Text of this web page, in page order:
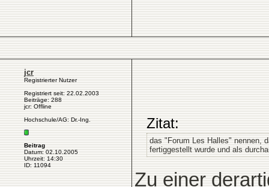
jcr
Registrierter Nutzer
Registriert seit: 22.02.2003
Beiträge: 288
jcr: Offline
Hochschule/AG: Dr.-Ing.
Beitrag
Datum: 02.10.2005
Uhrzeit: 14:30
ID: 11094
Zitat:
das "Forum Les Halles" nennen,
fertiggestellt wurde und als
Zu einer